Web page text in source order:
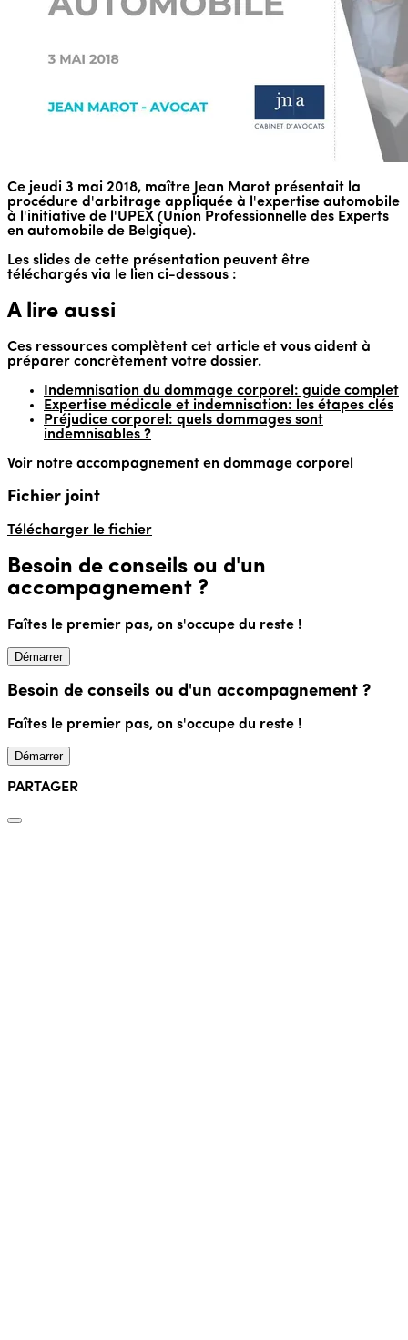
Ce jeudi 3 mai 2018, maître Jean Marot présentait la
procédure d'arbitrage appliquée à l'expertise automobile
à l'initiative de l'UPEX (Union Professionnelle des Experts
en automobile de Belgique).
Les slides de cette présentation peuvent être
téléchargés via le lien ci-dessous :
A lire aussi
Ces ressources complètent cet article et vous aident à
préparer concrètement votre dossier.
Indemnisation du dommage corporel: guide complet
Expertise médicale et indemnisation: les étapes clés
Préjudice corporel: quels dommages sont
indemnisables ?
Voir notre accompagnement en dommage corporel
Fichier joint
Télécharger le fichier
Besoin de conseils ou d'un
accompagnement ?
Faîtes le premier pas, on s'occupe du reste !
Démarrer
Besoin de conseils ou d'un accompagnement ?
Faîtes le premier pas, on s'occupe du reste !
Démarrer
PARTAGER